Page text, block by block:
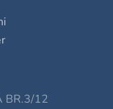
BR.3/12